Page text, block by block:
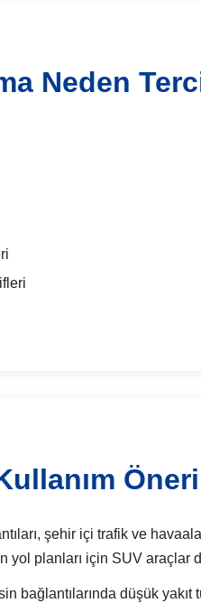
Neden
şehir içi trafik ve
yol planları için SUV araçlar
bağlantılarında düşük